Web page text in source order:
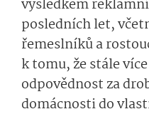
výsledkem
posledních let,
řemeslníků a
k tomu, že stále
odpovědnost za
domácnosti do